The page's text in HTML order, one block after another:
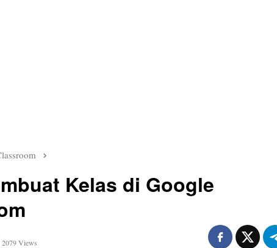
Kelas di Google
2079 Views